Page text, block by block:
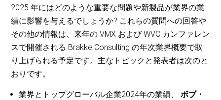
2025 年にはどのような重要な問題や新製品が業界の業
績に影響を与えるでしょうか? これらの質問への回答や
その他の情報は、来年の VMX および WVC カンファレン
スで開催される Brakke Consulting の年次業界概要で取
り上げられる予定です。主なトピックと発表者は次のと
おりです。
業界とトップグローバル企業2024年の業績、ボブ・